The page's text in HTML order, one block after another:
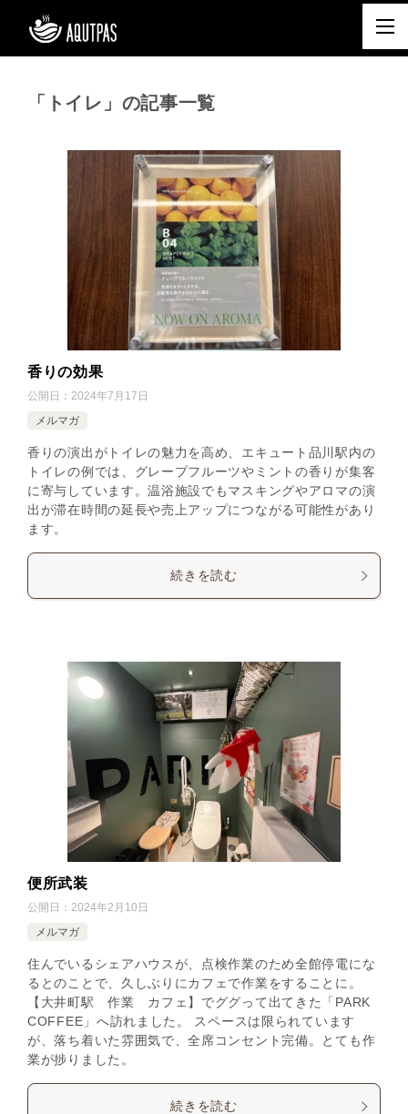
「トイレ」の記事一覧
香りの効果
公開日： 2024年7月17日
メルマガ
香りの演出がトイレの魅力を高め、エキュート品川駅内の
トイレの例では、グレープフルーツやミントの香りが集客
に寄与しています。温浴施設でもマスキングやアロマの演
出が滞在時間の延長や売上アップにつながる可能性があり
ます。
続きを読む
便所武装
公開日： 2024年2月10日
メルマガ
住んでいるシェアハウスが、点検作業のため全館停電にな
るとのことで、久しぶりにカフェで作業をすることに。
【大井町駅 作業 カフェ】でググって出てきた「PARK
COFFEE」へ訪れました。 スペースは限られています
が、落ち着いた雰囲気で、全席コンセント完備。とても作
業が捗りました。
続きを読む